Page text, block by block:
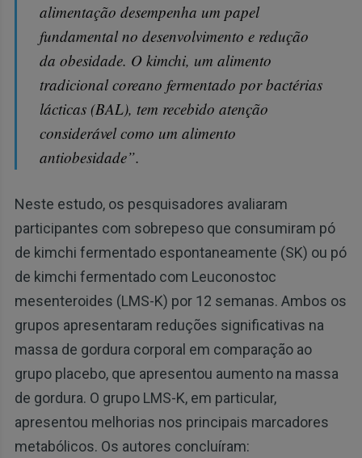
alimentação desempenha um papel
fundamental no desenvolvimento e redução
da obesidade. O kimchi, um alimento
tradicional coreano fermentado por bactérias
lácticas (BAL), tem recebido atenção
considerável como um alimento
antiobesidade”.
Neste estudo, os pesquisadores avaliaram
participantes com sobrepeso que consumiram pó
de kimchi fermentado espontaneamente (SK) ou pó
de kimchi fermentado com Leuconostoc
mesenteroides (LMS-K) por 12 semanas. Ambos os
grupos apresentaram reduções significativas na
massa de gordura corporal em comparação ao
grupo placebo, que apresentou aumento na massa
de gordura. O grupo LMS-K, em particular,
apresentou melhorias nos principais marcadores
metabólicos. Os autores concluíram: